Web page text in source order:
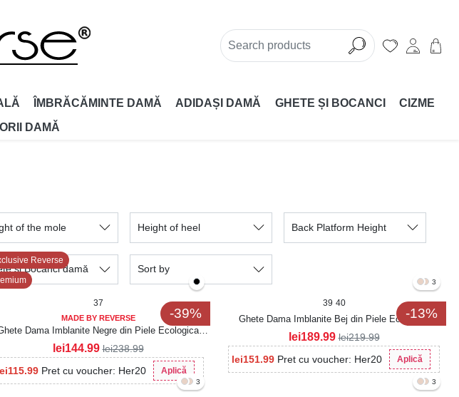
ÎMBRĂCĂMINTE DAMĂ ADIDAȘI DAMĂ GHETE ȘI BOCANCI
CIZME
DAMǍ
of the mole Height of heel Back Platform Height
și Bocanci damă Sort by
Reverse
-39%
37
MADE BY REVERSE
Dama Imblanite Negre din Piele Ecologica
Zyon
115.99 Pret cu voucher: Her20 Aplică
lei144.99 lei238.99
-13%
3
39 40
Ghete Dama Imblanite Bej din Piele Ecologica
Intoarsa Liyana
lei151.99 Pret cu voucher: Her20 Aplică
lei189.99 lei219.99
3 3